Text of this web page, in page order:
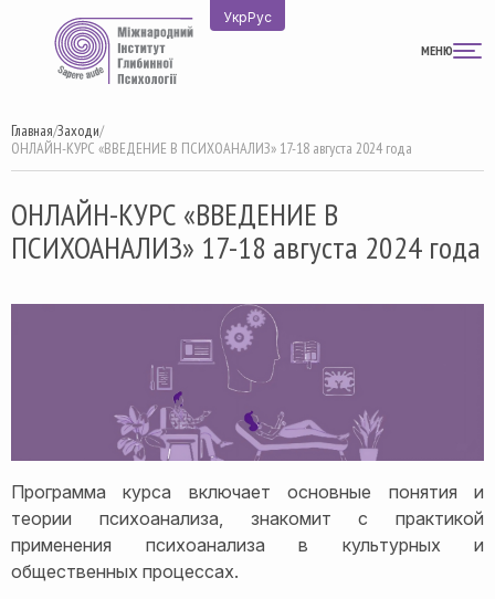
содержимому
УкрРус
МЕНЮ
Главная/Заходи/
ОНЛАЙН-КУРС «ВВЕДЕНИЕ В ПСИХОАНАЛИЗ» 17-18 августа 2024 года
ОНЛАЙН-КУРС «ВВЕДЕНИЕ В
ПСИХОАНАЛИЗ» 17-18 августа 2024 года
Программа курса включает основные понятия и
теории психоанализа, знакомит с практикой
применения психоанализа в культурных и
общественных процессах.